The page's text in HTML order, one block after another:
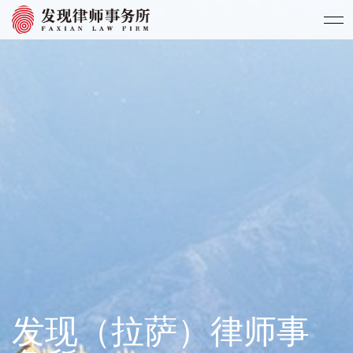
发现（拉萨）律师事